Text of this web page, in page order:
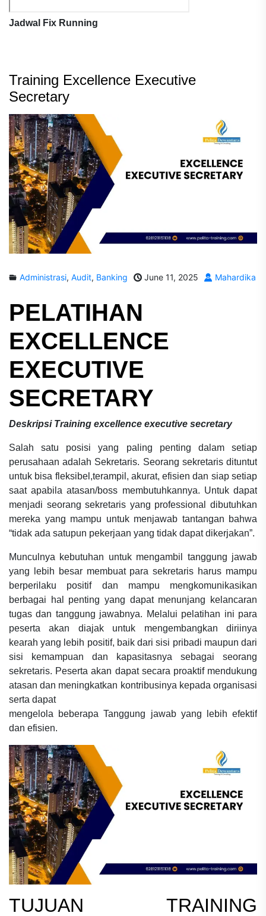
Jadwal Fix Running
Training Excellence Executive
Secretary
Administrasi, Audit, Banking June 11, 2025 Mahardika
PELATIHAN
EXCELLENCE
EXECUTIVE
SECRETARY
Deskripsi Training excellence executive secretary
Salah satu posisi yang paling penting dalam setiap
perusahaan adalah Sekretaris. Seorang sekretaris dituntut
untuk bisa fleksibel,terampil, akurat, efisien dan siap setiap
saat apabila atasan/boss membutuhkannya. Untuk dapat
menjadi seorang sekretaris yang professional dibutuhkan
mereka yang mampu untuk menjawab tantangan bahwa
“tidak ada satupun pekerjaan yang tidak dapat dikerjakan”.
Munculnya kebutuhan untuk mengambil tanggung jawab
yang lebih besar membuat para sekretaris harus mampu
berperilaku positif dan mampu mengkomunikasikan
berbagai hal penting yang dapat menunjang kelancaran
tugas dan tanggung jawabnya. Melalui pelatihan ini para
peserta akan diajak untuk mengembangkan diriinya
kearah yang lebih positif, baik dari sisi pribadi maupun dari
sisi kemampuan dan kapasitasnya sebagai seorang
sekretaris. Peserta akan dapat secara proaktif mendukung
atasan dan meningkatkan kontribusinya kepada organisasi
serta dapat
mengelola beberapa Tanggung jawab yang lebih efektif
dan efisien.
TUJUAN TRAINING